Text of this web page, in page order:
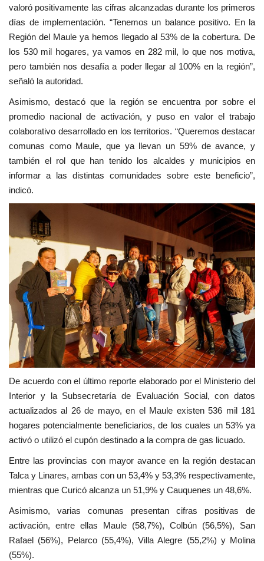
valoró positivamente las cifras alcanzadas durante los primeros
días de implementación. “Tenemos un balance positivo. En la
Región del Maule ya hemos llegado al 53% de la cobertura. De
los 530 mil hogares, ya vamos en 282 mil, lo que nos motiva,
pero también nos desafía a poder llegar al 100% en la región”,
señaló la autoridad.
Asimismo, destacó que la región se encuentra por sobre el
promedio nacional de activación, y puso en valor el trabajo
colaborativo desarrollado en los territorios. “Queremos destacar
comunas como Maule, que ya llevan un 59% de avance, y
también el rol que han tenido los alcaldes y municipios en
informar a las distintas comunidades sobre este beneficio”,
indicó.
De acuerdo con el último reporte elaborado por el Ministerio del
Interior y la Subsecretaría de Evaluación Social, con datos
actualizados al 26 de mayo, en el Maule existen 536 mil 181
hogares potencialmente beneficiarios, de los cuales un 53% ya
activó o utilizó el cupón destinado a la compra de gas licuado.
Entre las provincias con mayor avance en la región destacan
Talca y Linares, ambas con un 53,4% y 53,3% respectivamente,
mientras que Curicó alcanza un 51,9% y Cauquenes un 48,6%.
Asimismo, varias comunas presentan cifras positivas de
activación, entre ellas Maule (58,7%), Colbún (56,5%), San
Rafael (56%), Pelarco (55,4%), Villa Alegre (55,2%) y Molina
(55%).